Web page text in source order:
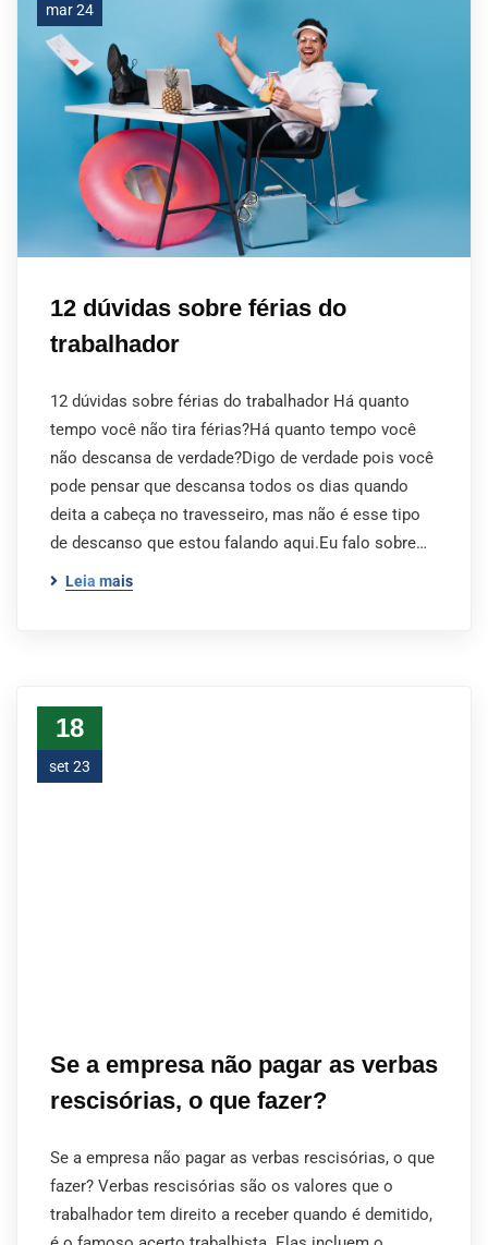
mar 24
12 dúvidas sobre férias do
trabalhador
12 dúvidas sobre férias do trabalhador Há quanto
tempo você não tira férias?Há quanto tempo você
não descansa de verdade?Digo de verdade pois você
pode pensar que descansa todos os dias quando
deita a cabeça no travesseiro, mas não é esse tipo
de descanso que estou falando aqui.Eu falo sobre…
Leia mais
18
set 23
Se a empresa não pagar as verbas
rescisórias, o que fazer?
Se a empresa não pagar as verbas rescisórias, o que
fazer? Verbas rescisórias são os valores que o
trabalhador tem direito a receber quando é demitido,